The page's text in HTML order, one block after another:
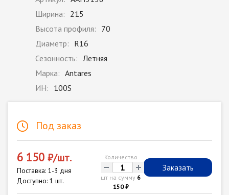
Ширина: 215
Высота профиля: 70
Диаметр: R16
Сезонность: Летняя
Марка: Antares
ИН: 100S
Под заказ
6 150 ₽/шт.
Поставка: 1-3 дня
Доступно: 1 шт.
Количество
- +
шт на сумму 6
150 ₽
Заказать